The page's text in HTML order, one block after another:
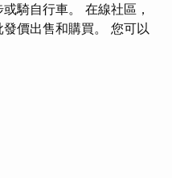
騎自行車。 在線社區，
價出售和購買。 您可以